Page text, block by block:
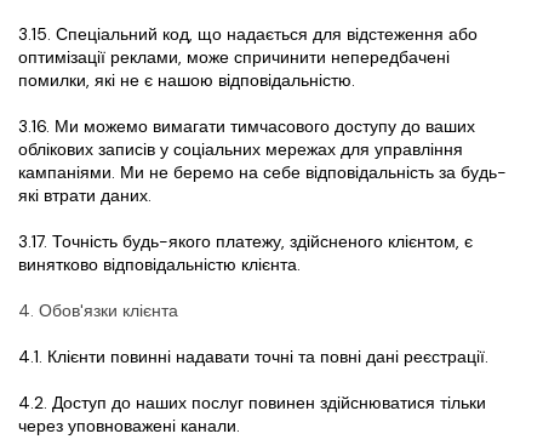
3.15. Спеціальний код, що надається для відстеження або
оптимізації реклами, може спричинити непередбачені
помилки, які не є нашою відповідальністю.
3.16. Ми можемо вимагати тимчасового доступу до ваших
облікових записів у соціальних мережах для управління
кампаніями. Ми не беремо на себе відповідальність за будь-
які втрати даних.
3.17. Точність будь-якого платежу, здійсненого клієнтом, є
винятково відповідальністю клієнта.
4. Обов'язки клієнта
4.1. Клієнти повинні надавати точні та повні дані реєстрації.
4.2. Доступ до наших послуг повинен здійснюватися тільки
через уповноважені канали.